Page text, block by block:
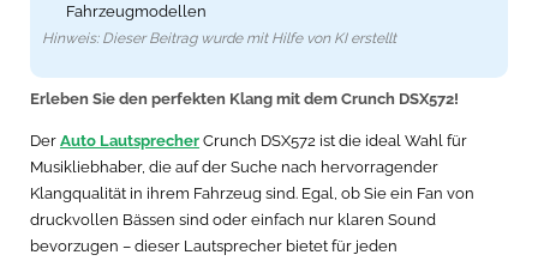
Fahrzeugmodellen
Hinweis: Dieser Beitrag wurde mit Hilfe von KI erstellt
Erleben Sie den perfekten Klang mit dem Crunch DSX572!
Der Auto Lautsprecher Crunch DSX572 ist die ideal Wahl für
Musikliebhaber, die auf der Suche nach hervorragender
Klangqualität in ihrem Fahrzeug sind. Egal, ob Sie ein Fan von
druckvollen Bässen sind oder einfach nur klaren Sound
bevorzugen – dieser Lautsprecher bietet für jeden